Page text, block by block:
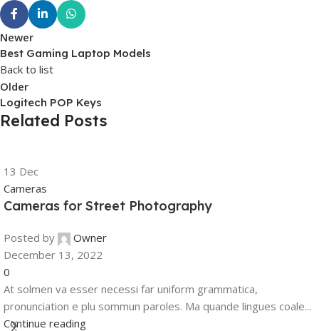
Newer
Best Gaming Laptop Models
Back to list
Older
Logitech POP Keys
Related Posts
13 Dec
Cameras
Cameras for Street Photography
Posted by
Owner
December 13, 2022
0
At solmen va esser necessi far uniform grammatica,
pronunciation e plu sommun paroles. Ma quande lingues coale...
Continue reading